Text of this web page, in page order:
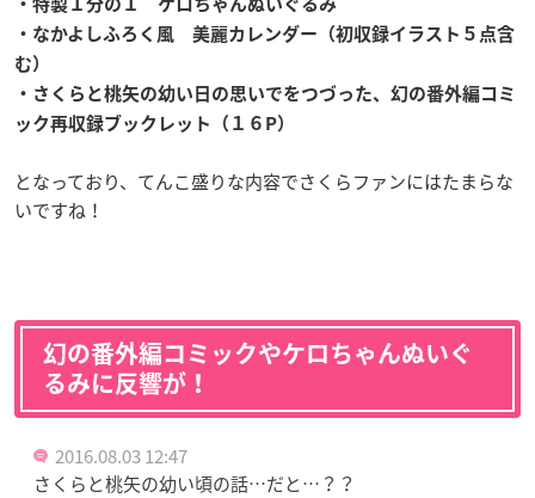
・特製１分の１ ケロちゃんぬいぐるみ
・なかよしふろく風 美麗カレンダー（初収録イラスト５点含
む）
・さくらと桃矢の幼い日の思いでをつづった、幻の番外編コミ
ック再収録ブックレット（１６P）
となっており、てんこ盛りな内容でさくらファンにはたまらな
いですね！
幻の番外編コミックやケロちゃんぬいぐ
るみに反響が！
2016.08.03 12:47
さくらと桃矢の幼い頃の話…だと…？？